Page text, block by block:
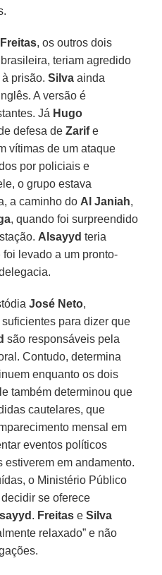
, os outros dois
teriam agredido
à prisão.Silva ainda
A versão é
Já Hugo
defesa deZarife
vítimas de um ataque
por policiais e
o grupo estava
a caminho do Al Janiah,
, quando foi surpreendido
Alsayyd teria
levado a um pronto-
José Neto,
para dizer que
são responsáveis pela
Contudo, determina
enquanto os dois
também determinou que
cautelares, que
mensal em
eventos políticos
em andamento.
o Ministério Público
se oferece
. Freitas eSilva
relaxado” e não